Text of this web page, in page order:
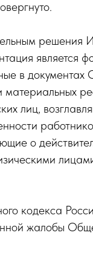
решения
является
в
материальных
лиц,
о
кодекса
жалобы